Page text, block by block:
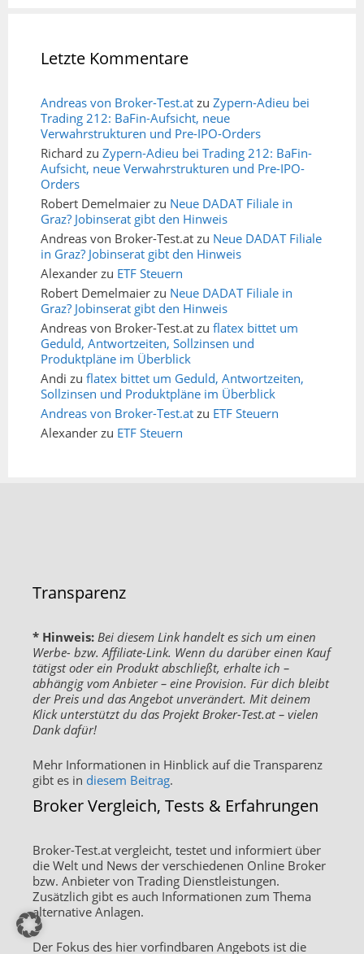
Letzte Kommentare
Andreas von Broker-Test.at zu Zypern-Adieu bei
Trading 212: BaFin-Aufsicht, neue
Verwahrstrukturen und Pre-IPO-Orders
Richard zu Zypern-Adieu bei Trading 212: BaFin-
Aufsicht, neue Verwahrstrukturen und Pre-IPO-
Orders
Robert Demelmaier zu Neue DADAT Filiale in
Graz? Jobinserat gibt den Hinweis
Andreas von Broker-Test.at zu Neue DADAT Filiale
in Graz? Jobinserat gibt den Hinweis
Alexander zu ETF Steuern
Robert Demelmaier zu Neue DADAT Filiale in
Graz? Jobinserat gibt den Hinweis
Andreas von Broker-Test.at zu flatex bittet um
Geduld, Antwortzeiten, Sollzinsen und
Produktpläne im Überblick
Andi zu flatex bittet um Geduld, Antwortzeiten,
Sollzinsen und Produktpläne im Überblick
Andreas von Broker-Test.at zu ETF Steuern
Alexander zu ETF Steuern
Transparenz
* Hinweis: Bei diesem Link handelt es sich um einen
Werbe- bzw. Affiliate-Link. Wenn du darüber einen Kauf
tätigst oder ein Produkt abschließt, erhalte ich –
abhängig vom Anbieter – eine Provision. Für dich bleibt
der Preis und das Angebot unverändert. Mit deinem
Klick unterstützt du das Projekt Broker-Test.at – vielen
Dank dafür!
Mehr Informationen in Hinblick auf die Transparenz
gibt es in diesem Beitrag.
Broker Vergleich, Tests & Erfahrungen
Broker-Test.at vergleicht, testet und informiert über
die Welt und News der verschiedenen Online Broker
bzw. Anbieter von Trading Dienstleistungen.
Zusätzlich gibt es auch Informationen zum Thema
alternative Anlagen.
Der Fokus des hier vorfindbaren Angebots ist die